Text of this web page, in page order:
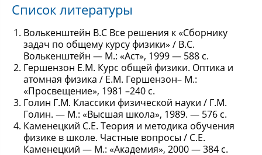
Список литературы
Волькенштейн В.С Все решения к «Сборнику
задач по общему курсу физики» / В.С.
Волькенштейн — М.: «Аст», 1999 — 588 с.
Гершензон Е.М. Курс общей физики. Оптика и
атомная физика / Е.М. Гершензон– М.:
«Просвещение», 1981 –240 с.
Голин Г.М. Классики физической науки / Г.М.
Голин. — М.: «Высшая школа», 1989. — 576 с.
Каменецкий С.Е. Теория и методика обучения
физике в школе. Частные вопросы / С.Е.
Каменецкий — М.: «Академия», 2000 — 384 с.